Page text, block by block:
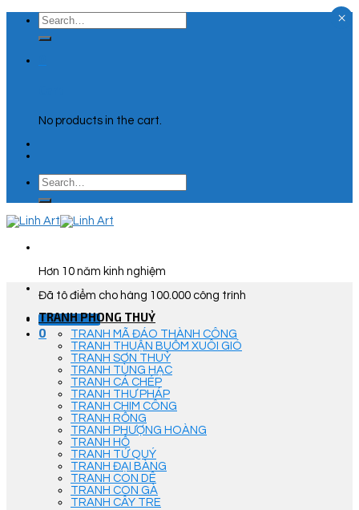
Skip
content
Search
for:
No products in the cart.
Search
for:
Hơn 10 năm kinh nghiệm
Đã tô điểm cho hàng 100.000 công trình
Góc Tư Vấn
0
TRANH PHONG THUỶ
TRANH MÃ ĐÁO THÀNH CÔNG
TRANH THUẬN BUỒM XUÔI GIÓ
TRANH SƠN THUỶ
TRANH TÙNG HẠC
TRANH CÁ CHÉP
TRANH THƯ PHÁP
TRANH CHIM CÔNG
TRANH RỒNG
TRANH PHƯỢNG HOÀNG
TRANH HỔ
TRANH TỨ QUÝ
TRANH ĐẠI BÀNG
TRANH CON DÊ
TRANH CON GÀ
TRANH CÂY TRE
×